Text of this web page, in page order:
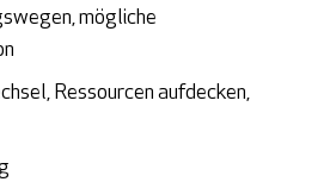
mögliche
Ressourcen aufdecken,